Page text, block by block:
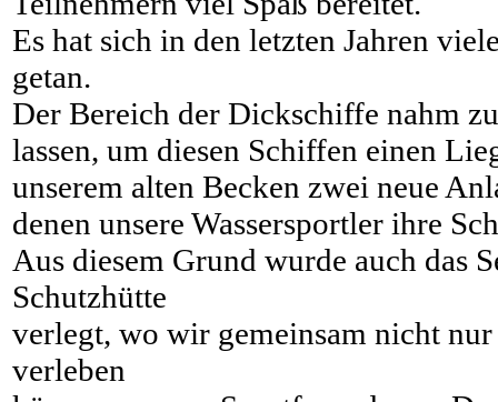
Es hat sich in den letzten Jahren
getan.
Der Bereich der Dickschiffe nahm
lassen, um diesen Schiffen einen
unserem alten Becken zwei neue
denen unsere Wassersportler ihre
Aus diesem Grund wurde auch das
Schutzhütte
verlegt, wo wir gemeinsam nicht
verleben